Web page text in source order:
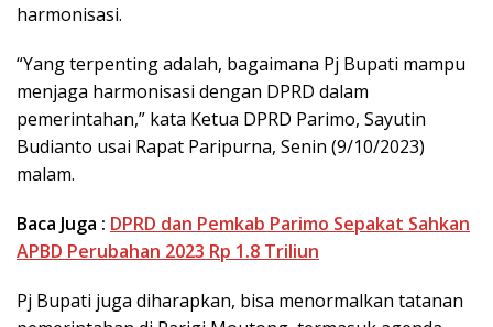
harmonisasi.
“Yang terpenting adalah, bagaimana Pj Bupati mampu
menjaga harmonisasi dengan DPRD dalam
pemerintahan,” kata Ketua DPRD Parimo, Sayutin
Budianto usai Rapat Paripurna, Senin (9/10/2023)
malam.
Baca Juga : DPRD dan Pemkab Parimo Sepakat Sahkan
APBD Perubahan 2023 Rp 1.8 Triliun
Pj Bupati juga diharapkan, bisa menormalkan tatanan